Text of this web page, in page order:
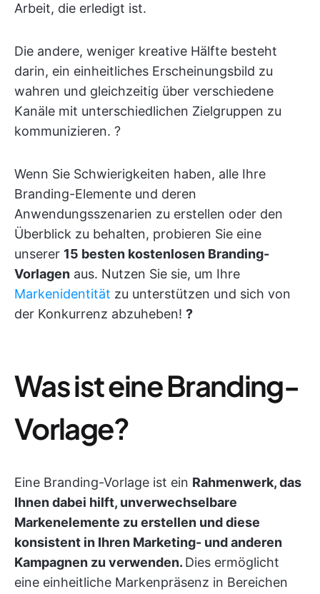
Arbeit, die erledigt ist.
Die andere, weniger kreative Hälfte besteht
darin, ein einheitliches Erscheinungsbild zu
wahren und gleichzeitig über verschiedene
Kanäle mit unterschiedlichen Zielgruppen zu
kommunizieren. ?
Wenn Sie Schwierigkeiten haben, alle Ihre
Branding-Elemente und deren
Anwendungsszenarien zu erstellen oder den
Überblick zu behalten, probieren Sie eine
unserer 15 besten kostenlosen Branding-
Vorlagen aus. Nutzen Sie sie, um Ihre
Markenidentität zu unterstützen und sich von
der Konkurrenz abzuheben! ?
Was ist eine Branding-
Vorlage?
Eine Branding-Vorlage ist ein Rahmenwerk, das
Ihnen dabei hilft, unverwechselbare
Markenelemente zu erstellen und diese
konsistent in Ihren Marketing- und anderen
Kampagnen zu verwenden. Dies ermöglicht
eine einheitliche Markenpräsenz in Bereichen